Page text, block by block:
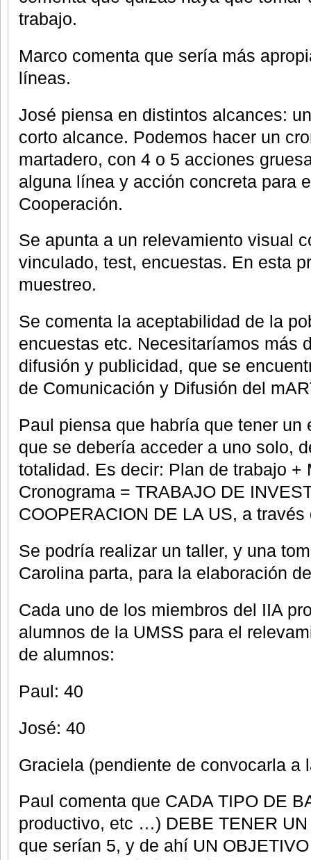
trabajo.
Marco comenta que sería más
líneas.
José piensa en distintos alcances:
corto alcance. Podemos hacer un
martadero, con 4 o 5 acciones
alguna línea y acción concreta para
Cooperación.
Se apunta a un relevamiento visual
vinculado, test, encuestas. En esta
muestreo.
Se comenta la aceptabilidad de la
encuestas etc. Necesitaríamos más
difusión y publicidad, que se
de Comunicación y Difusión del
Paul piensa que habría que tener un
que se debería acceder a uno solo,
totalidad. Es decir: Plan de trabajo +
Cronograma = TRABAJO DE
COOPERACION DE LA US, a
Se podría realizar un taller, y una
Carolina parta, para la elaboración
Cada uno de los miembros del IIA
alumnos de la UMSS para el
de alumnos:
Paul: 40
José: 40
Graciela (pendiente de convocarla a
Paul comenta que CADA TIPO DE
productivo, etc …) DEBE TENER
que serían 5, y de ahí UN